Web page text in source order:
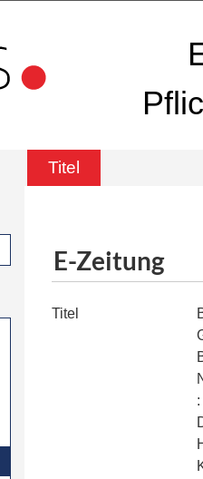
Titel
E-Zeitung
Titel